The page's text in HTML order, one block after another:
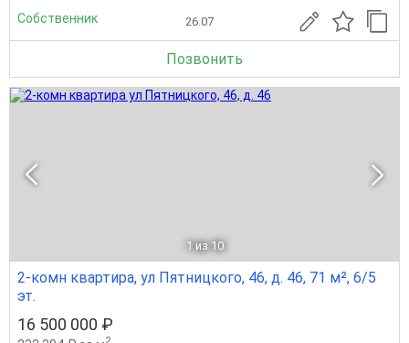
Собственник 26.07
Позвонить
1 из 10
2-комн квартира, ул Пятницкого, 46, д. 46, 71 м², 6/5
эт.
16 500 000 ₽